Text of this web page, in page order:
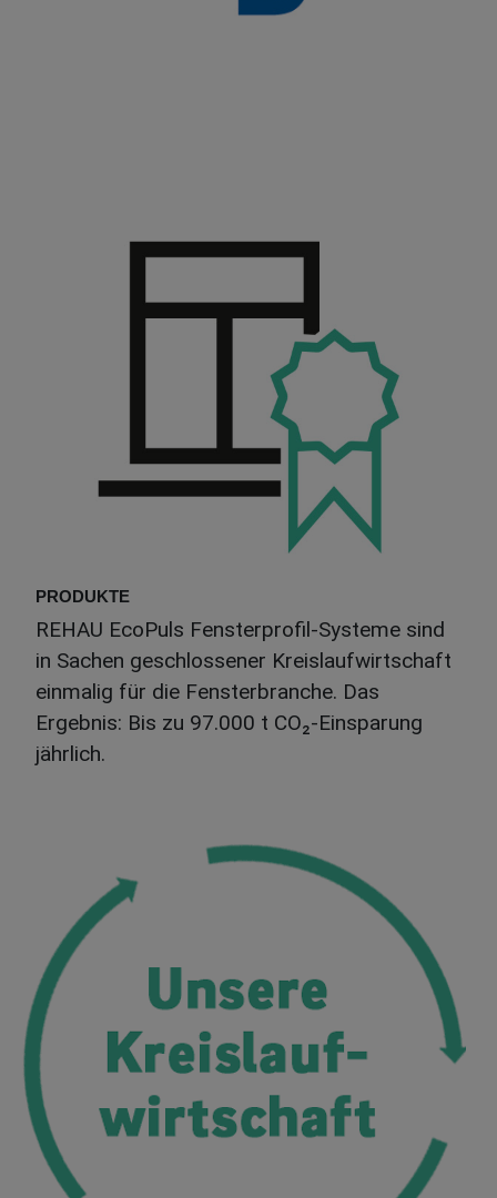
PRODUKTE
REHAU EcoPuls Fensterprofil-Systeme sind
in Sachen geschlossener Kreislaufwirtschaft
einmalig für die Fensterbranche. Das
Ergebnis: Bis zu 97.000 t CO₂-Einsparung
jährlich.